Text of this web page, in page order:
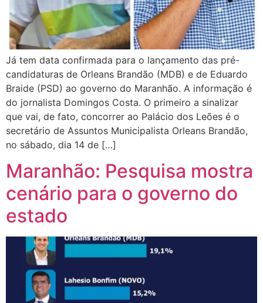
Já tem data confirmada para o lançamento das pré-
candidaturas de Orleans Brandão (MDB) e de Eduardo
Braide (PSD) ao governo do Maranhão. A informação é
do jornalista Domingos Costa. O primeiro a sinalizar
que vai, de fato, concorrer ao Palácio dos Leões é o
secretário de Assuntos Municipalista Orleans Brandão,
no sábado, dia 14 de […]
Maranhão: Pesquisa mostra
cenário para o governo do
estado